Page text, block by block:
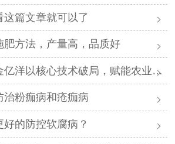
篇文章就可以了
肥方法，产量高，品质好
核心技术破局，赋能农业高质量发展
治粉痂病和疮痂病
的防控软腐病？